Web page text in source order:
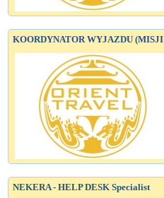
KOORDYNATOR WYJAZDU (MISJI
NEKERA - HELP DESK Specialist